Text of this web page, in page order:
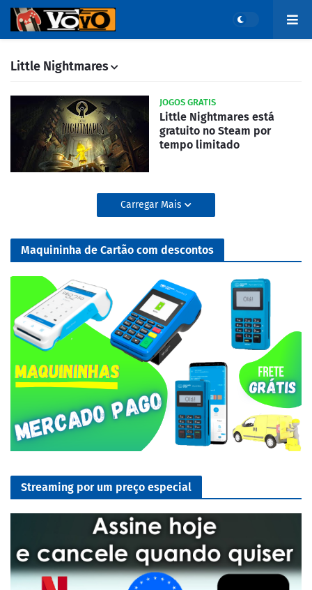
Little Nightmares
JOGOS GRATIS
Little Nightmares está
gratuito no Steam por
tempo limitado
Carregar Mais
Maquininha de Cartão com descontos
Streaming por um preço especial